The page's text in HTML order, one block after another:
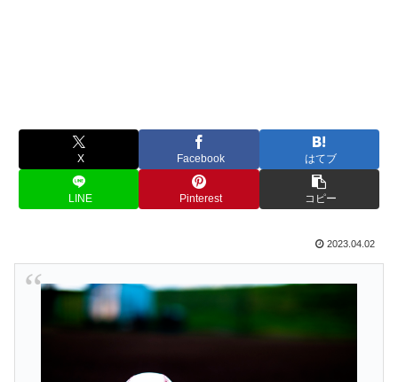
X Facebook はてブ
LINE Pinterest コピー
2023.04.02